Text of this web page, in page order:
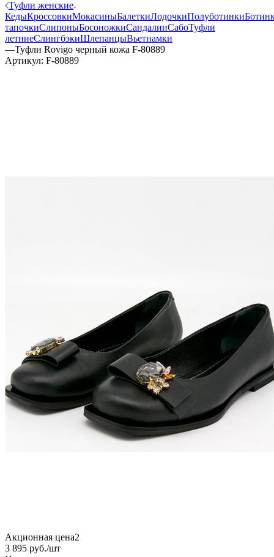
Туфли женские
КедыКроссовкиМокасиныБалеткиЛодочкиПолуботинки
тапочкиСлипоныБосоножкиСандалииСабоТуфли
летниеСлингбэкиШлепанцыВьетнамки
—Туфли Rovigo черный кожа F-80889
Артикул: F-80889
Акционная цена2
3 895 руб./шт